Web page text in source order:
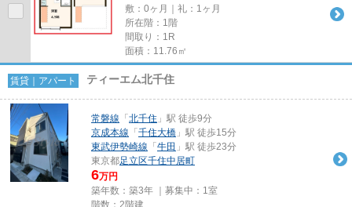
敷：0ヶ月｜礼：1ヶ月
所在階：1階
間取り：1R
面積：11.76㎡
賃貸｜アパート ティーエム北千住
常磐線 「 北千住 」駅 徒歩9分
京成本線 「 千住大橋 」駅 徒歩15分
東武伊勢崎線 「 牛田 」駅 徒歩23分
東京都足立区千住中居町
6万円
築年数：築3年 ｜募集中： 1室
階数：2階建